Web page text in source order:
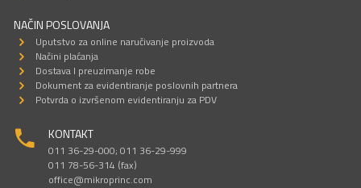
NAČIN POSLOVANJA
Uputstvo za online naručivanje proizvoda
Načini plaćanja
Dostava I preuzimanje robe
Dokument za evidentiranje poslovnih partnera
Potvrda o izvršenom evidentiranju za PDV
KONTAKT
011 36-29-000; 011 36-29-999
011 78-56-314 (fax)
office@mikroprinc.com